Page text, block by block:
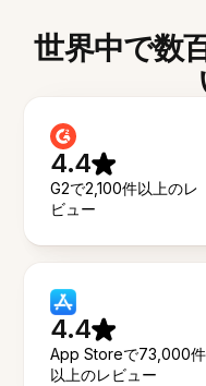
世界中で数
4.4
G2で2,100件以上のレ
ビュー
4.4
App Storeで73,000件
以上のレビュー